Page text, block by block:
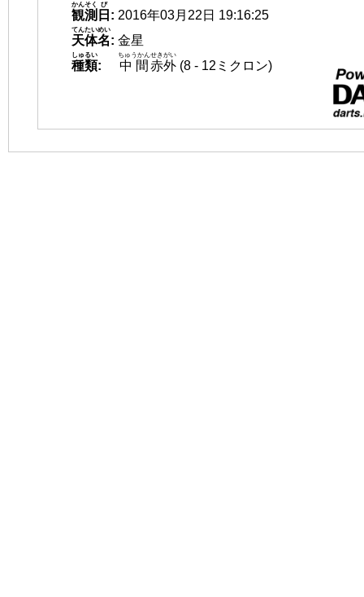
観測
かんそく
日
び
: 2016年03月22日 19:16:25
天体名
てんたいめい
: 金星
種類
しゅるい
: 中間
ちゅうかん
赤外
せきがい
(8 - 12ミクロン)